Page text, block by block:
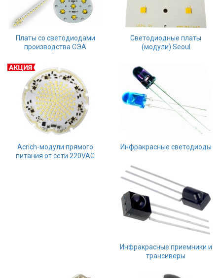
Платы со светодиодами
производства СЭА
Светодиодные платы
(модули) Seoul
Acrich-модули прямого
питания от сети 220VAC
Инфракрасные светодиоды
Инфракрасные приемники и
трансиверы